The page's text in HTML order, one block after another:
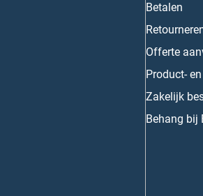
Betalen
Offerte
Product-
Zakelijk
Behang bij